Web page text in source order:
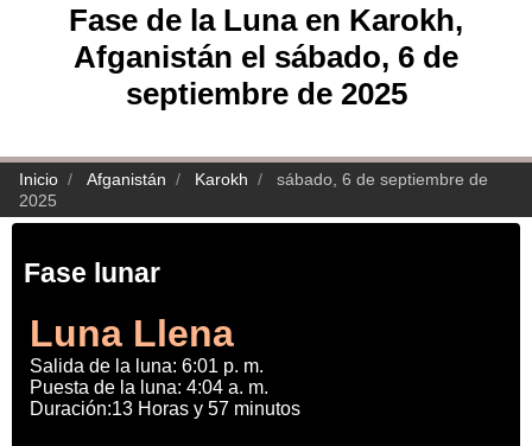
Fase de la Luna en Karokh,
Afganistán el sábado, 6 de
septiembre de 2025
Inicio Afganistán Karokh
sábado, 6 de septiembre de
2025
Fase lunar
Luna Llena
Salida de la luna: 6:01 p. m.
Puesta de la luna: 4:04 a. m.
Duración:13 Horas y 57 minutos